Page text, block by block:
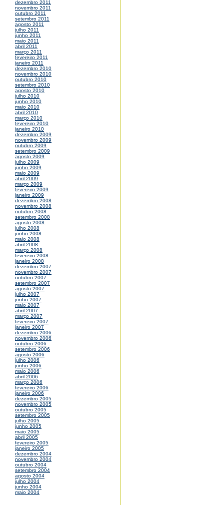
dezembro 2011
novembro 2011
outubro 2011
setembro 2011
agosto 2011
julho 2011
junho 2011
maio 2011
abril 2011
março 2011
fevereiro 2011
janeiro 2011
dezembro 2010
novembro 2010
outubro 2010
setembro 2010
agosto 2010
julho 2010
junho 2010
maio 2010
abril 2010
março 2010
fevereiro 2010
janeiro 2010
dezembro 2009
novembro 2009
outubro 2009
setembro 2009
agosto 2009
julho 2009
junho 2009
maio 2009
abril 2009
março 2009
fevereiro 2009
janeiro 2009
dezembro 2008
novembro 2008
outubro 2008
setembro 2008
agosto 2008
julho 2008
junho 2008
maio 2008
abril 2008
março 2008
fevereiro 2008
janeiro 2008
dezembro 2007
novembro 2007
outubro 2007
setembro 2007
agosto 2007
julho 2007
junho 2007
maio 2007
abril 2007
março 2007
fevereiro 2007
janeiro 2007
dezembro 2006
novembro 2006
outubro 2006
setembro 2006
agosto 2006
julho 2006
junho 2006
maio 2006
abril 2006
março 2006
fevereiro 2006
janeiro 2006
dezembro 2005
novembro 2005
outubro 2005
setembro 2005
julho 2005
junho 2005
maio 2005
abril 2005
fevereiro 2005
janeiro 2005
dezembro 2004
novembro 2004
outubro 2004
setembro 2004
agosto 2004
julho 2004
junho 2004
maio 2004